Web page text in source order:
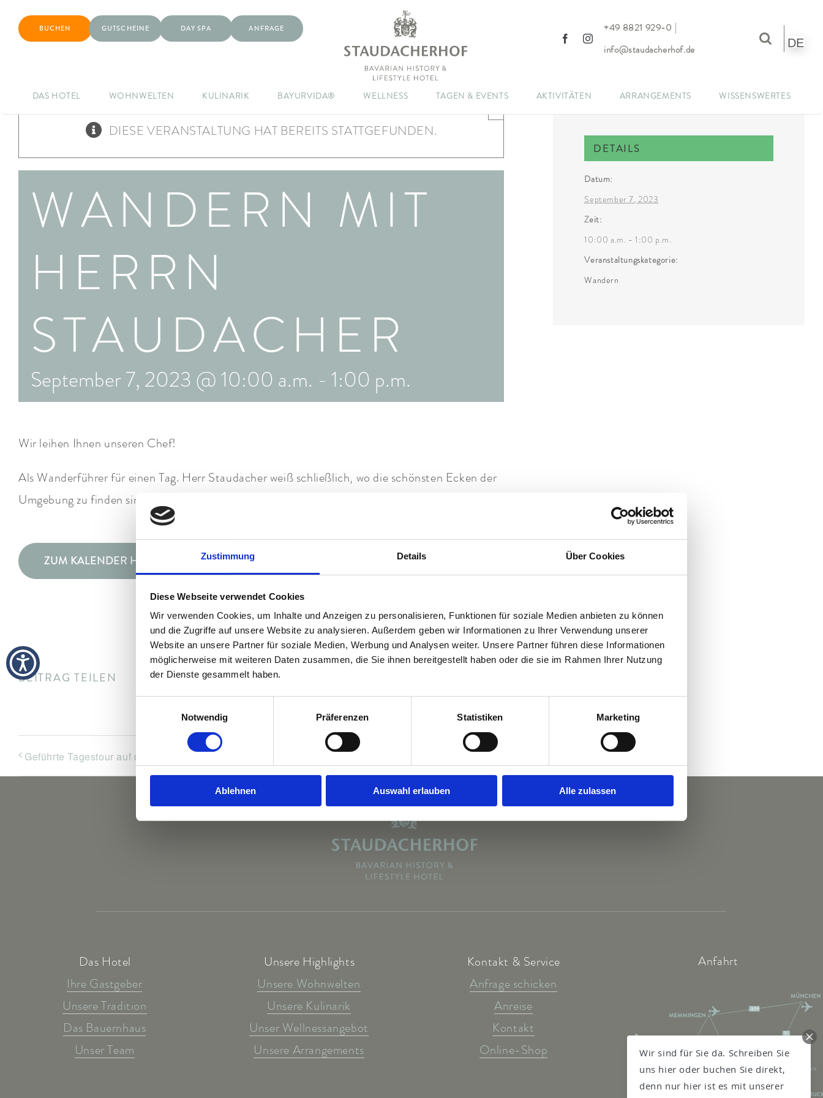
Zustimmung Details Über Cookies
Diese Webseite verwendet Cookies
Wir verwenden Cookies, um Inhalte und Anzeigen zu personalisieren, Funktionen für soziale Medien anbieten zu können
und die Zugriffe auf unsere Website zu analysieren. Außerdem geben wir Informationen zu Ihrer Verwendung unserer
Website an unsere Partner für soziale Medien, Werbung und Analysen weiter. Unsere Partner führen diese Informationen
möglicherweise mit weiteren Daten zusammen, die Sie ihnen bereitgestellt haben oder die sie im Rahmen Ihrer Nutzung
der Dienste gesammelt haben.
Notwendig
Präferenzen Statistiken Marketing
Ablehnen Auswahl erlauben Alle zulassen
BUCHEN GUTSCHEINE DAY SPA ANFRAGE +49 8821 929-0
info@staudacherhof.de DE
DAS HOTEL WOHNWELTEN KULINARIK BAYURVIDA® WELLNESS TAGEN & EVENTS AKTIVITÄTEN ARRANGEMENTS WISSENSWERTES
DIESE VERANSTALTUNG HAT BEREITS STATTGEFUNDEN.
×
WANDERN MIT
HERRN
STAUDACHER
September 7, 2023 @ 10:00 a.m. - 1:00 p.m.
Wir leihen Ihnen unseren Chef!
Als Wanderführer für einen Tag. Herr Staudacher weiß schließlich, wo die schönsten Ecken der
Umgebung zu finden sind – z.B. zum Heustadl und den hauseigenen Schafen.
ZUM KALENDER HINZUFÜGEN
BEITRAG TEILEN
Geführte Tagestour auf die Zugspitze mit Cristian Gin Tasting
DETAILS
Datum:
September 7, 2023
Zeit:
10:00 a.m. - 1:00 p.m.
Veranstaltungskategorie:
Wandern
Das Hotel
Ihre Gastgeber
Unsere Tradition
Das Bauernhaus
Unser Team
Unsere Highlights
Unsere Wohnwelten
Unsere Kulinarik
Unser Wellnessangebot
Unsere Arrangements
Kontakt & Service
Anfrage schicken
Anreise
Kontakt
Online-Shop
Anfahrt
A96
95
11
KEMPTEN
PARTENKIRCHEN
Wir sind für Sie da. Schreiben Sie
uns hier oder buchen Sie direkt,
denn nur hier ist es mit unserer